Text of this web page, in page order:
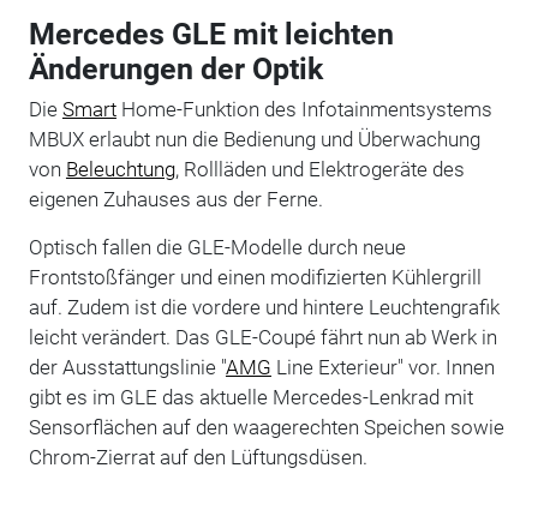
Mercedes GLE mit leichten
Änderungen der Optik
Die SmartHome-Funktion des Infotainmentsystems
MBUX erlaubt nun die Bedienung und Überwachung
von Beleuchtung, Rollläden und Elektrogeräte des
eigenen Zuhauses aus der Ferne.
Optisch fallen die GLE-Modelle durch neue
Frontstoßfänger und einen modifizierten Kühlergrill
auf. Zudem ist die vordere und hintere Leuchtengrafik
leicht verändert. Das GLE-Coupé fährt nun ab Werk in
der Ausstattungslinie "AMG Line Exterieur" vor. Innen
gibt es im GLE das aktuelle Mercedes-Lenkrad mit
Sensorflächen auf den waagerechten Speichen sowie
Chrom-Zierrat auf den Lüftungsdüsen.